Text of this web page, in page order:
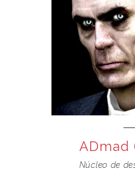
ADmad
Núcleo de